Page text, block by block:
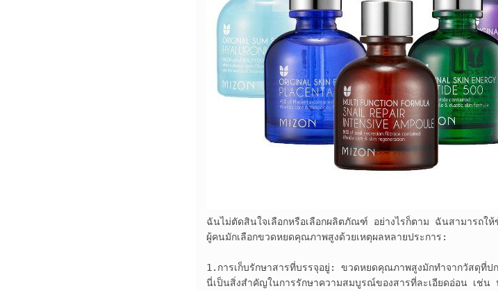
ฉันไม่ตัดสินใจเลือกหรือเลือกผลิตภัณฑ์ อย่างไรก็ตาม ฉันสามารถใ
ผู้คนมักเลือกขวดหยดคุณภาพสูงด้วยเหตุผลหลายประการ:
1.การเก็บรักษาสารที่บรรจุอยู่: ขวดหยดคุณภาพสูงมักทำจากวัสดุที่
นี่เป็นสิ่งสำคัญในการรักษาความสมบูรณ์ของสารที่ละเอียดอ่อน เช่น